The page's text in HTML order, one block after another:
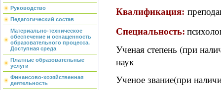
Руководство
Педагогический состав
Материально-техническое
обеспечение и оснащенность
образовательного процесса.
Доступная среда
Платные образовательные
услуги
Финансово-хозяйственная
деятельность
Квалификация:
Специальность:
Ученая степень (при
наук
Ученое звание(при